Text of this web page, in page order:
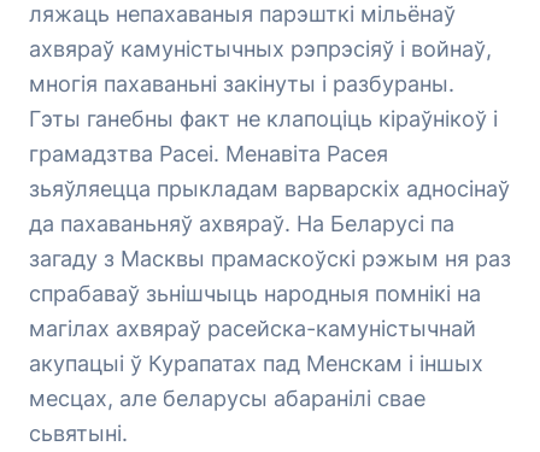
ляжаць непахаваныя парэшткі мільёнаў
ахвяраў камуністычных рэпрэсіяў і войнаў,
многія пахаваньні закінуты і разбураны.
Гэты ганебны факт не клапоціць кіраўнікоў і
грамадзтва Расеі. Менавіта Расея
зьяўляецца прыкладам варварскіх адносінаў
да пахаваньняў ахвяраў. На Беларусі па
загаду з Масквы прамаскоўскі рэжым ня раз
спрабаваў зьнішчыць народныя помнікі на
магілах ахвяраў расейска-камуністычнай
акупацыі ў Курапатах пад Менскам і іншых
месцах, але беларусы абаранілі свае
сьвятыні.